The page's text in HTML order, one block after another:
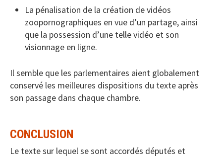
La pénalisation de la création de vidéos
zoopornographiques en vue d’un partage, ainsi
que la possession d’une telle vidéo et son
visionnage en ligne.
Il semble que les parlementaires aient globalement
conservé les meilleures dispositions du texte après
son passage dans chaque chambre.
CONCLUSION
Le texte sur lequel se sont accordés députés et